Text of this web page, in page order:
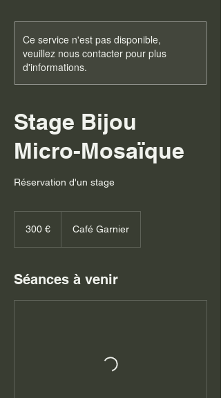
Ce service n'est pas disponible,
veuillez nous contacter pour plus
d'informations.
Stage Bijou
Micro-Mosaïque
Réservation d'un stage
300 € Café Garnier
Séances à venir